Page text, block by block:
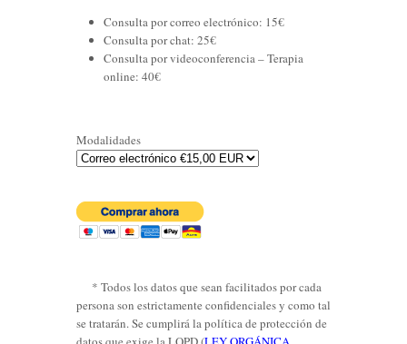
Consulta por correo electrónico: 15€
Consulta por chat: 25€
Consulta por videoconferencia – Terapia
online: 40€
Modalidades
* Todos los datos que sean facilitados por cada
persona son estrictamente confidenciales y como tal
se tratarán. Se cumplirá la política de protección de